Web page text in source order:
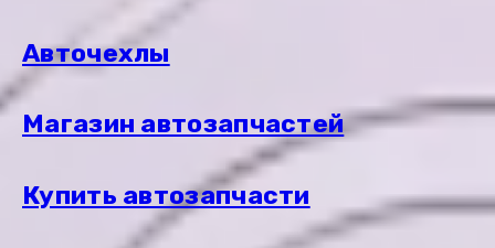
Авточехлы
Магазин автозапчастей
Купить автозапчасти